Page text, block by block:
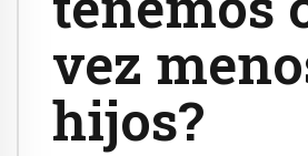
vez
hijos?